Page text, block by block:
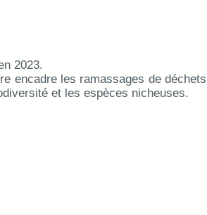
2023.
encadre les ramassages de
et les espèces nicheuses.